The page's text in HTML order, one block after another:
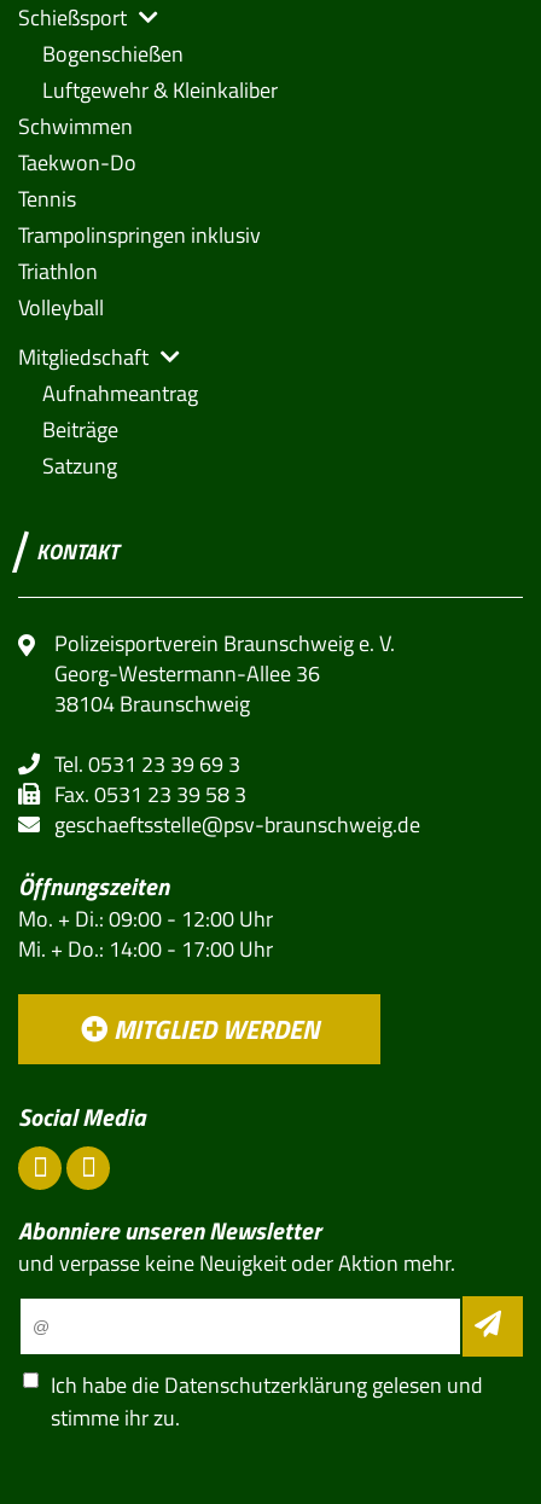
Schießsport
Bogenschießen
Luftgewehr & Kleinkaliber
Schwimmen
Taekwon-Do
Tennis
Trampolinspringen inklusiv
Triathlon
Volleyball
Mitgliedschaft
Aufnahmeantrag
Beiträge
Satzung
KONTAKT
Polizeisportverein Braunschweig e. V.
Georg-Westermann-Allee 36
38104 Braunschweig
Tel. 0531 23 39 69 3
Fax. 0531 23 39 58 3
geschaeftsstelle@psv-braunschweig.de
Öffnungszeiten
Mo. + Di.: 09:00 - 12:00 Uhr
Mi. + Do.: 14:00 - 17:00 Uhr
MITGLIED WERDEN
Social Media
Abonniere unseren Newsletter
und verpasse keine Neuigkeit oder Aktion mehr.
Ich habe dieDatenschutzerklärunggelesen und
stimme ihr zu.